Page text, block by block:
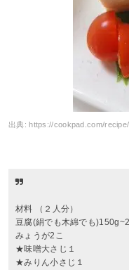
出典: https://cookpad.com/
材料 （２人分）
豆腐(絹でも木綿でも
みょうが2こ
★味噌大さじ１
★みりん小さじ１